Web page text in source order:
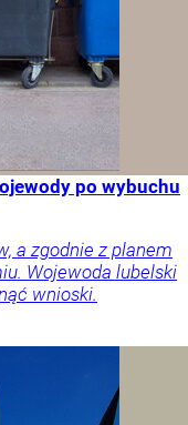
po wybuchu
a zgodnie z planem
Wojewoda lubelski
wnioski.